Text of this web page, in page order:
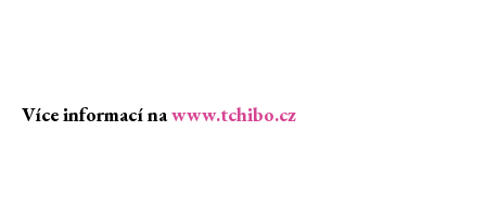
Více informací nawww.tchibo.cz